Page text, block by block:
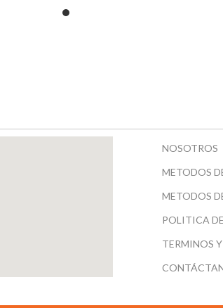
NOSOTROS
METODOS
METODOS
POLITICA
TERMINOS